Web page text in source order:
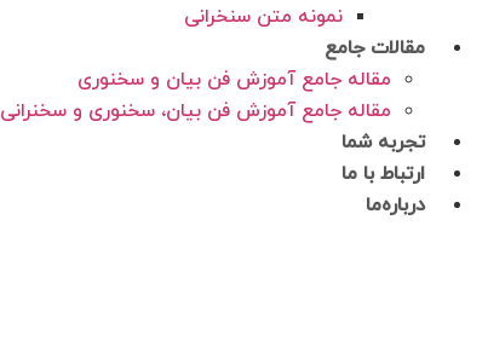
نمونه متن سنخرانی
مقالات جامع
مقاله جامع آموزش فن بیان و سخنوری
مقاله جامع آموزش فن بیان، سخنوری و سخنرانی
تجربه شما
ارتباط با ما
درباره‌ما